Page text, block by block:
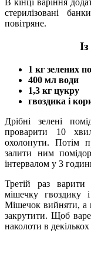
В кінці варіння
стерилізовані
повітряне.
1 кг зелених
400 мл води
1,3 кг цукру
гвоздика і
Дрібні зелені
проварити 10
охолонути. Потім
залити ним
інтервалом у 3
Третій раз
мішечку
Мішечок вийняти, а
закрутити. Щоб
наколоти в